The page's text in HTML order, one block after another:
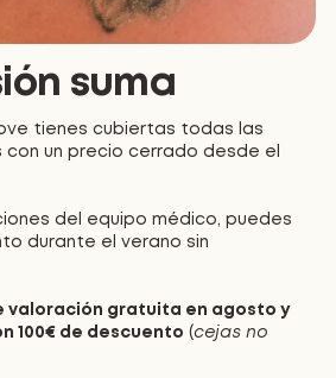
suma
tienes cubiertas todas las
con un precio cerrado desde el
del equipo médico, puedes
durante el verano sin
valoración gratuita en agosto y
100€ de descuento (cejas no